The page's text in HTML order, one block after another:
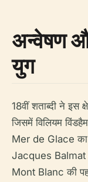
अन्वेषण
युग
18वीं शताब्दी ने इस
जिसमें विलियम
Mer de Glace का
Jacques Balmat
Mont Blanc की